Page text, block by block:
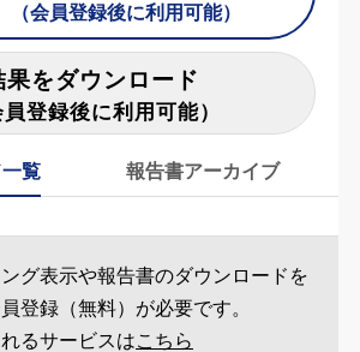
（会員登録後に利用可能）
果をダウンロード
員登録後に利用可能）
覧 報告書アーカイブ
グ表示や報告書のダウンロードを
登録（無料）が必要です。
るサービスはこちら